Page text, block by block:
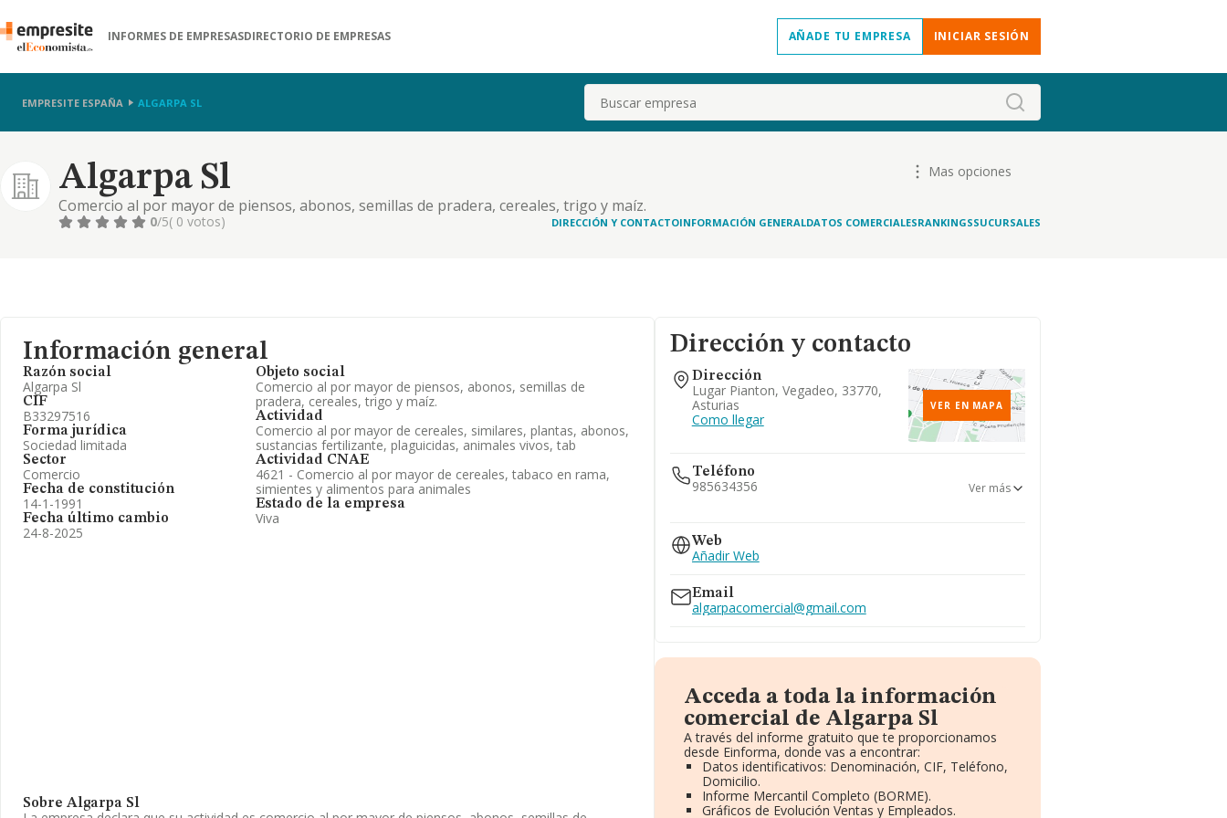
INFORMES DE EMPRESASDIRECTORIO DE EMPRESAS AÑADE TU EMPRESA INICIAR SESIÓN
EMPRESITE ESPAÑA ALGARPA SL Buscar
Algarpa Sl
Comercio al por mayor de piensos, abonos, semillas de pradera, cereales, trigo y maíz.
Mas opciones
0/5( 0 votos) DIRECCIÓN Y CONTACTOINFORMACIÓN GENERALDATOS COMERCIALESRANKINGSSUCURSALES
Información general
Razón social
Algarpa Sl
CIF
B33297516
Forma jurídica
Sociedad limitada
Sector
Comercio
Fecha de constitución
14-1-1991
Fecha último cambio
24-8-2025
Objeto social
Comercio al por mayor de piensos, abonos, semillas de
pradera, cereales, trigo y maíz.
Actividad
Comercio al por mayor de cereales, similares, plantas, abonos,
sustancias fertilizante, plaguicidas, animales vivos, tab
Actividad CNAE
4621 - Comercio al por mayor de cereales, tabaco en rama,
simientes y alimentos para animales
Estado de la empresa
Viva
Sobre Algarpa Sl
Dirección y contacto
Dirección
Lugar Pianton, Vegadeo, 33770,
Asturias
Como llegar
VER EN MAPA
Teléfono
985634356 Ver más
Web
Añadir Web
Email
algarpacomercial@gmail.com
Acceda a toda la información
comercial de Algarpa Sl
A través del informe gratuito que te proporcionamos
desde Einforma, donde vas a encontrar:
Datos identificativos: Denominación, CIF, Teléfono,
Domicilio.
Informe Mercantil Completo (BORME).
Gráficos de Evolución Ventas y Empleados.